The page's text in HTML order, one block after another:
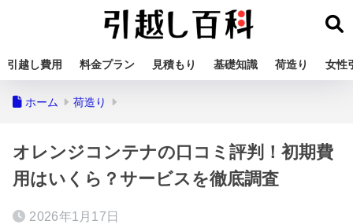
引越し費用 料金プラン 見積もり 基礎知識 荷造り 女性
ホーム 荷造り
オレンジコンテナの口コミ評判！初期費
用はいくら？サービスを徹底調査
2026年1月17日